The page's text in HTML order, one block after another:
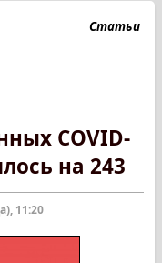
Статьи
COVID-
на 243
11:20